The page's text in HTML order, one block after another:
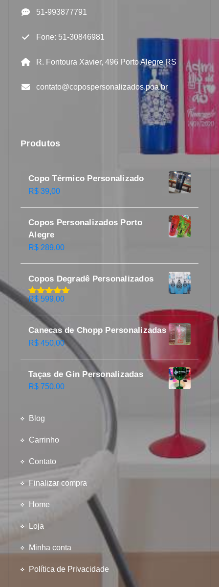
51-993877791
Fone: 51-30846981
R. Fontoura Xavier, 496 Porto Alegre RS
contato@copospersonalizados.poa.br
Produtos
Copo Térmico Personalizado
R$ 39,00
Copos Personalizados Porto
Alegre
R$ 289,00
Copos Degradê Personalizados
Avaliação
5.00de 5
R$ 599,00
Canecas de Chopp Personalizadas
R$ 450,00
Taças de Gin Personalizadas
R$ 750,00
Blog
Carrinho
Contato
Finalizar compra
Home
Loja
Minha conta
Política de Privacidade